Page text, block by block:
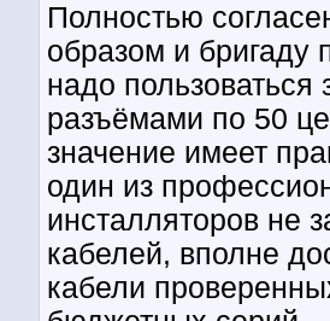
Полностью
образом и бригаду
надо
разъёмами по 50
значение имеет
один из
инсталляторов не
кабелей, вполне
кабели